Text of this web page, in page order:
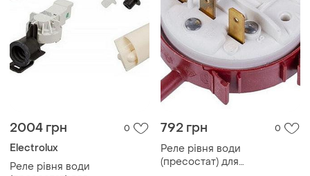
2004 грн 0
Electrolux
Реле рівня води
792 грн 0
Реле рівня води
(пресостат) для